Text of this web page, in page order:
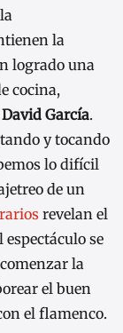
la
logrado una
cocina,
David García.
y tocando
lo difícil
de un
revelan el
se
la
el buen
el flamenco.